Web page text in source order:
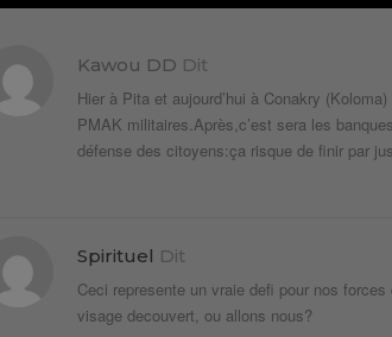
Kawou DD Dit
Hier à Pita et aujourd’hui à Conakry
PMAK militaires.Après,c’est sera les
défense des citoyens:ça risque de finir par
Spirituel Dit
Ceci represente un vraie defi pour nos
visage decouvert, ou allons nous?